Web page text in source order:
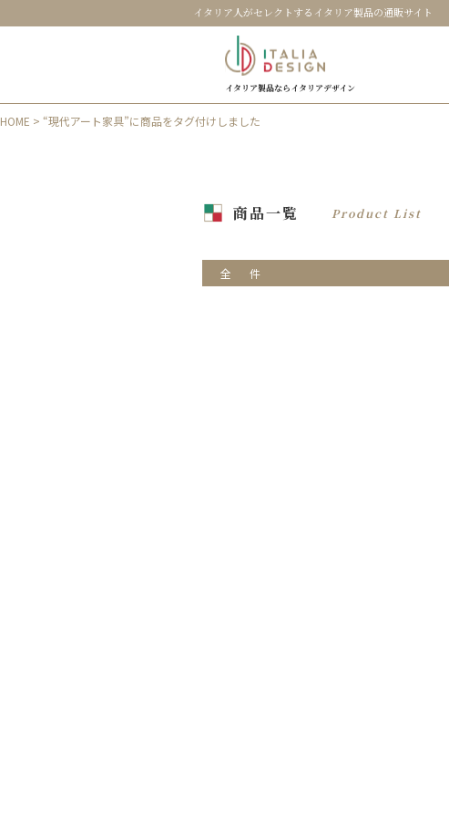
イタリア人がセレクトするイタリア製品の通販サイト
イタリア製品ならイタリアデザイン
HOME > “現代アート家具”に商品をタグ付けしました
商品一覧 Product List
全 件